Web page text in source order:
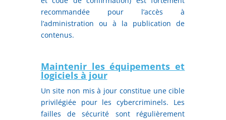
recommandée pour l’accès à
l’administration ou à la publication de
contenus.
Maintenir les équipements et
logiciels à jour
Un site non mis à jour constitue une cible
privilégiée pour les cybercriminels. Les
failles de sécurité sont régulièrement